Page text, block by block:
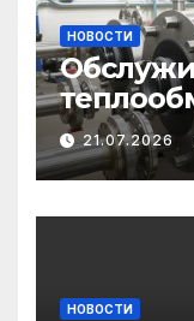
НОВОСТИ
и
21.07.2026
НОВОСТИ